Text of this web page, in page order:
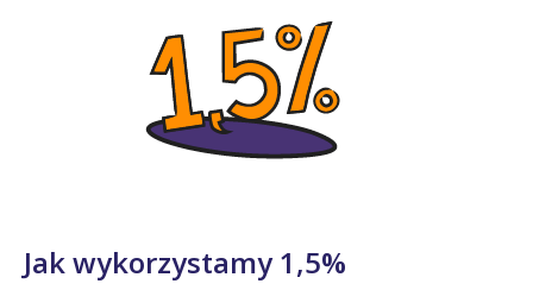
Jak wykorzystamy 1,5%